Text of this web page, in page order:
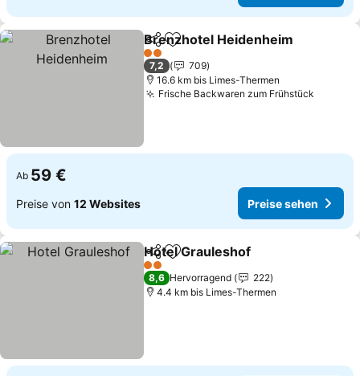
TeilenZu Favoriten hinzufügen
Brenzhotel Heidenheim
2 Sterne
7,2
709
16.6 km bis Limes-Thermen
Frische Backwaren zum Frühstück
Ab 59 €
Preise von 12 Websites Preise sehen
TeilenZu Favoriten hinzufügen
Hotel Grauleshof
2 Sterne
8,6 Hervorragend
222
4.4 km bis Limes-Thermen